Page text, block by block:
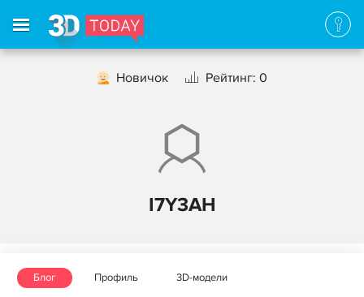
Новичок Рейтинг: 0
I7Y3AH
Блог Профиль 3D-модели